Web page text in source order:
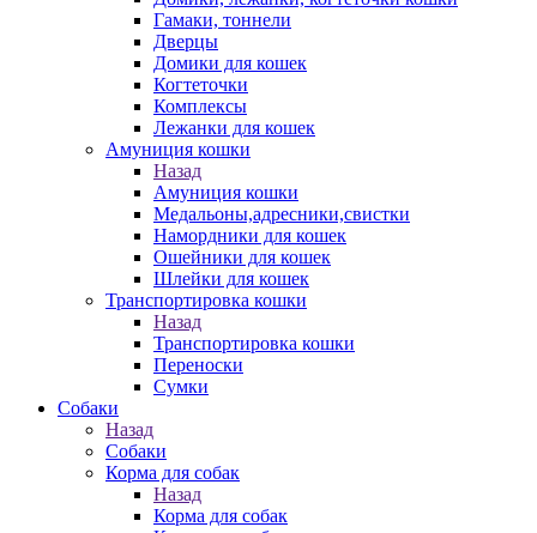
Гамаки, тоннели
Дверцы
Домики для кошек
Когтеточки
Комплексы
Лежанки для кошек
Амуниция кошки
Назад
Амуниция кошки
Медальоны,адресники,свистки
Намордники для кошек
Ошейники для кошек
Шлейки для кошек
Транспортировка кошки
Назад
Транспортировка кошки
Переноски
Сумки
Собаки
Назад
Собаки
Корма для собак
Назад
Корма для собак